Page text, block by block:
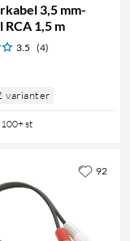
3,5 mm-
RCA 1,5 m
3.5 (4)
varianter
100+ st
92